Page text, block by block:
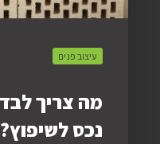
עיצוב פנים
מה צריך
נכס לשיפוץ?